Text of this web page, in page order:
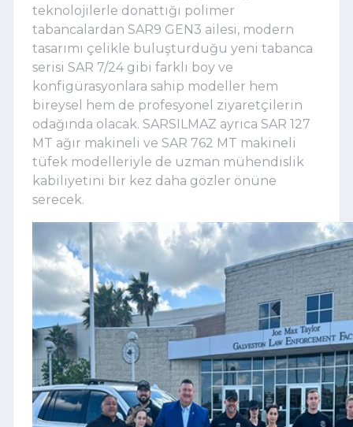
teknolojilerle donattığı polimer
tabancalardan SAR9 GEN3 ailesi, modern
tasarımı çelikle buluşturduğu yeni tabanca
serisi SAR 7/24 gibi farklı boy ve
konfigürasyonlara sahip modeller hem
bireysel hem de profesyonel ziyaretçilerin
odağında olacak. SARSILMAZ ayrıca SAR 127
MT ağır makineli ve SAR 762 MT makineli
tüfek modelleriyle de uzman mühendislik
kabiliyetini bir kez daha gözler önüne
serecek.